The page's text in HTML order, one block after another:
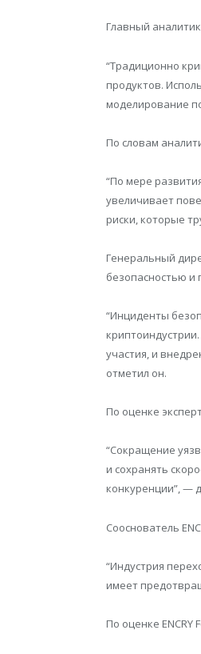
Главный
“Традиционно
продуктов.
моделирование
По словам
“По мере
увеличивает
риски, которые
Генеральный
безопасностью и
“Инциденты
участия, и
отметил он.
По оценке
“Сокращение
и сохранять
конкуренции”, —
Сооснователь
“Индустрия
имеет
По оценке